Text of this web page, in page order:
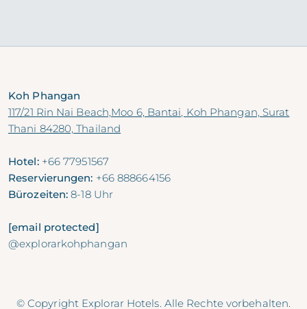
Koh Phangan
117/21 Rin Nai Beach,Moo 6, Bantai, Koh Phangan, Surat
Thani 84280, Thailand
Hotel: +66 77951567
Reservierungen: +66 888664156
Bürozeiten: 8-18 Uhr
[email protected]
@explorarkohphangan
© Copyright Explorar Hotels. Alle Rechte vorbehalten.